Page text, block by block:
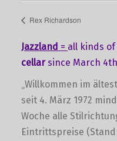
Rex Richardson
Jazzland = all kinds of
cellarsince March
„Willkommen im
seit 4. März 1972
Woche alle
Eintrittspreise